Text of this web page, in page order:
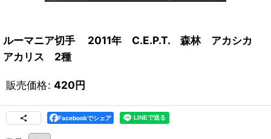
ルーマニア切手 2011年 C.E.P.T. 森林 アカシカ
アカリス 2種
販売価格: 420円
Facebookでシェア